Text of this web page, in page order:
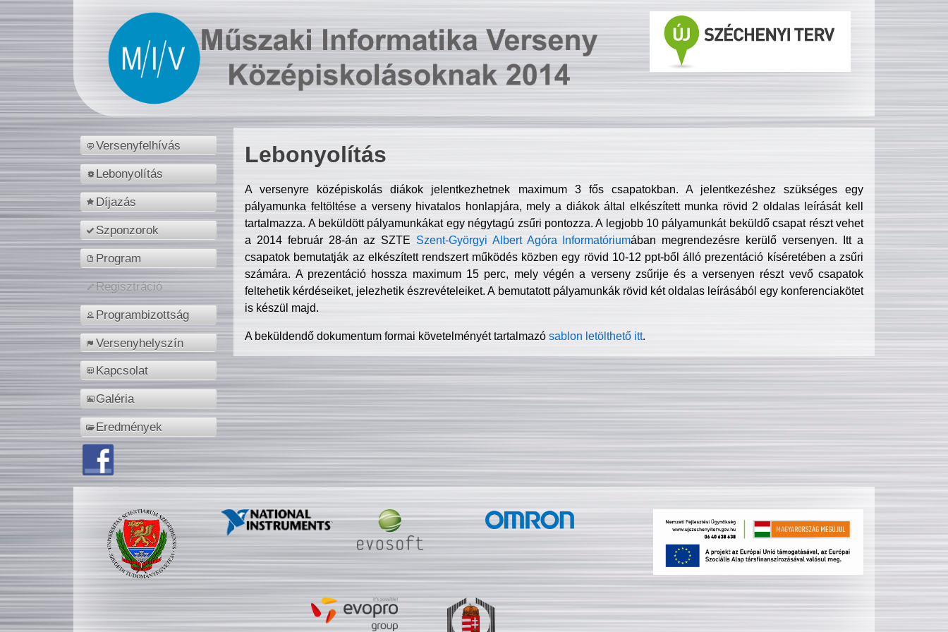
Versenyfelhívás
Lebonyolítás
Díjazás
Szponzorok
Program
Regisztráció
Programbizottság
Versenyhelyszín
Kapcsolat
Galéria
Eredmények
Lebonyolítás
A versenyre középiskolás diákok jelentkezhetnek maximum 3 fős csapatokban. A jelentkezéshez szükséges egy
pályamunka feltöltése a verseny hivatalos honlapjára, mely a diákok által elkészített munka rövid 2 oldalas leírását kell
tartalmazza. A beküldött pályamunkákat egy négytagú zsűri pontozza. A legjobb 10 pályamunkát beküldő csapat részt vehet
a 2014 február 28-án az SZTE Szent-Györgyi Albert Agóra Informatóriumában megrendezésre kerülő versenyen. Itt a
csapatok bemutatják az elkészített rendszert működés közben egy rövid 10-12 ppt-ből álló prezentáció kíséretében a zsűri
számára. A prezentáció hossza maximum 15 perc, mely végén a verseny zsűrije és a versenyen részt vevő csapatok
feltehetik kérdéseiket, jelezhetik észrevételeiket. A bemutatott pályamunkák rövid két oldalas leírásából egy konferenciakötet
is készül majd.
A beküldendő dokumentum formai követelményét tartalmazósablon letölthető itt.